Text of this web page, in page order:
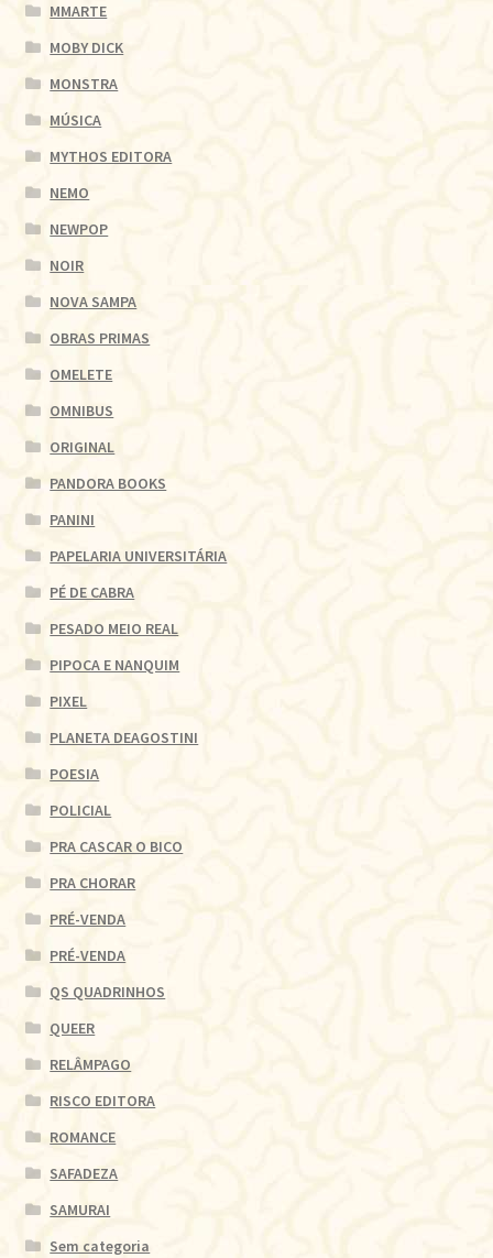
MMARTE
MOBY DICK
MONSTRA
MÚSICA
MYTHOS EDITORA
NEMO
NEWPOP
NOIR
NOVA SAMPA
OBRAS PRIMAS
OMELETE
OMNIBUS
ORIGINAL
PANDORA BOOKS
PANINI
PAPELARIA UNIVERSITÁRIA
PÉ DE CABRA
PESADO MEIO REAL
PIPOCA E NANQUIM
PIXEL
PLANETA DEAGOSTINI
POESIA
POLICIAL
PRA CASCAR O BICO
PRA CHORAR
PRÉ-VENDA
PRÉ-VENDA
QS QUADRINHOS
QUEER
RELÂMPAGO
RISCO EDITORA
ROMANCE
SAFADEZA
SAMURAI
Sem categoria